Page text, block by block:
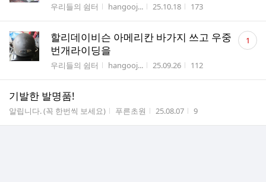
게시판명
우리들의 쉼터 작성자
hangooj... 작성시간
25.10.18 조회수
173
할리데이비슨 아메리칸 바가지 쓰고 우중
번개라이딩을
게시판명
우리들의 쉼터 작성자
hangooj... 작성시간
25.09.26 조회수
112
댓
글 1
기발한 발명품!
게시판명
알립니다. (꼭 한번씩 보세요) 작성자
푸른초원 작성시간
25.08.07 조회수
9